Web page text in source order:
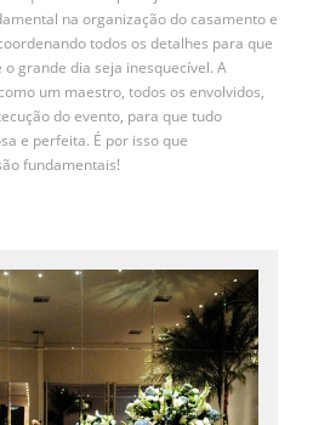
na organização do casamento e
todos os detalhes para que
grande dia seja inesquecível. A
um maestro, todos os envolvidos,
do evento, para que tudo
e perfeita. É por isso que
fundamentais!